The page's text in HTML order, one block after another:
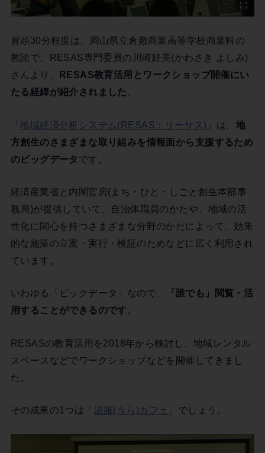
冒頭30分程度は、岡山県立倉敷商業高等学校商業科の
教諭で、RESAS専門委員の川崎好美(かわさき よしみ)
さんより、
RESAS教育活用とワークショップ開催にい
たる経緯が紹介されました 。
「地域経済分析システム(RESAS：リーサス) 」は、 地
方創生のさまざまな取り組みを情報面から支援するため
のビッグデータ です。
経済産業省と内閣官房(まち・ひと・しごと創生本部事
務局)が提供していて、自治体職員のかたや、地域の活
性化に関心を持つさまざまな分野のかたによって、効果
的な施策の立案・実行・検証のためなどに広く利用され
ています。
いわゆる「ビックデータ」なので、
「誰でも」閲覧・活
用することができるのです。
RESASの教育活用を2018年から検討し、地域レンタル
スペースなどでワークショップなどを開催してきまし
た。
その成果の1つは「 温羅(うら)カフェ 」でしょう。